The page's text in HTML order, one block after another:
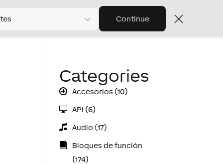
Continue
Categories
Accesorios (10)
API (6)
Audio (17)
Bloques de función
(174)